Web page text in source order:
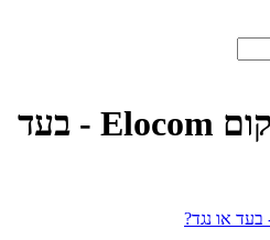
סטרואידים ואלוקום Elocom - בעד